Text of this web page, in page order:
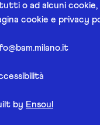
o ad alcuni cookie,
cookie e privacy
by Ensoul